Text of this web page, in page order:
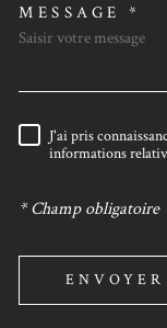
MESSAGE *
J'ai pris
informations
* Champ obligatoire
ENVOYER